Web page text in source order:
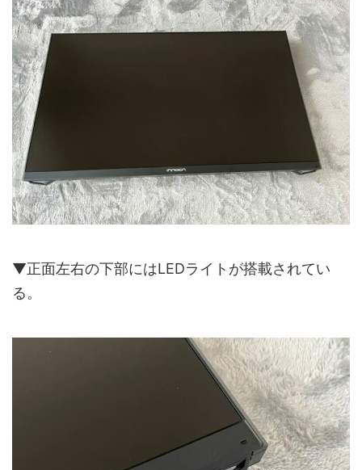
▼正面左右の下部にはLEDライトが搭載されてい
る。